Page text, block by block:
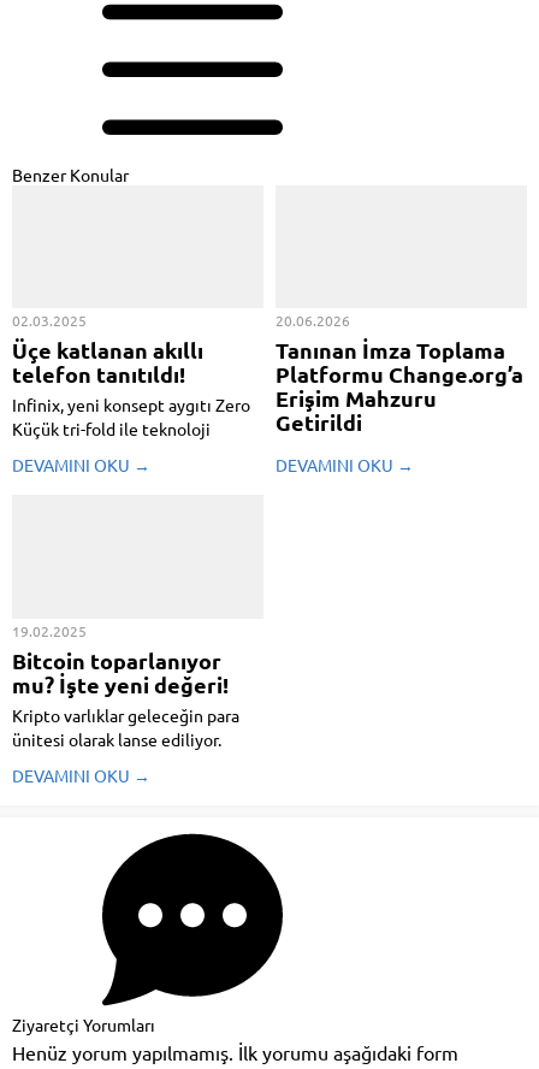
Benzer Konular
02.03.2025
Üçe katlanan akıllı
telefon tanıtıldı!
Infinix, yeni konsept aygıtı Zero
Küçük tri-fold ile teknoloji
çekiyor. Bilhassa katlanabilir
DEVAMINI OKU →
20.06.2026
Tanınan İmza Toplama
Platformu Change.org’a
Erişim Mahzuru
Getirildi
toplama platformu olan
DEVAMINI OKU →
19.02.2025
Bitcoin toparlanıyor
mu? İşte yeni değeri!
Kripto varlıklar geleceğin para
ünitesi olarak lanse ediliyor.
devirde üst üste rekorlar kırarak
söyleyebiliriz. Piyasadaki
dalgalanmalara karşın
hareketlilik devam ederken
DEVAMINI OKU →
Ziyaretçi Yorumları
Henüz yorum yapılmamış. İlk yorumu aşağıdaki form